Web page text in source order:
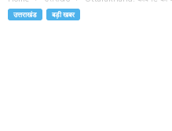
उत्तराखंड बड़ी खबर